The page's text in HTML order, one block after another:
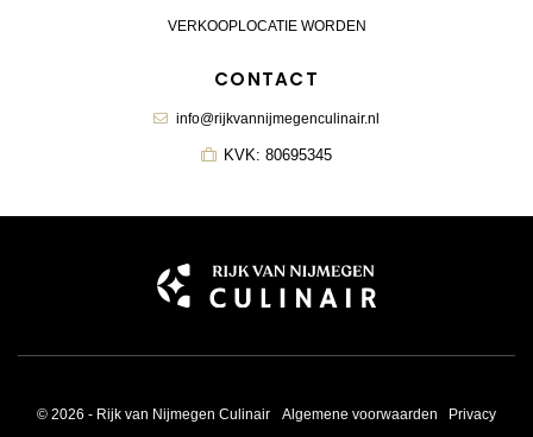
VERKOOPLOCATIE WORDEN
CONTACT
info@rijkvannijmegenculinair.nl
KVK: 80695345
© 2026 - Rijk van Nijmegen Culinair Algemene voorwaarden Privacy